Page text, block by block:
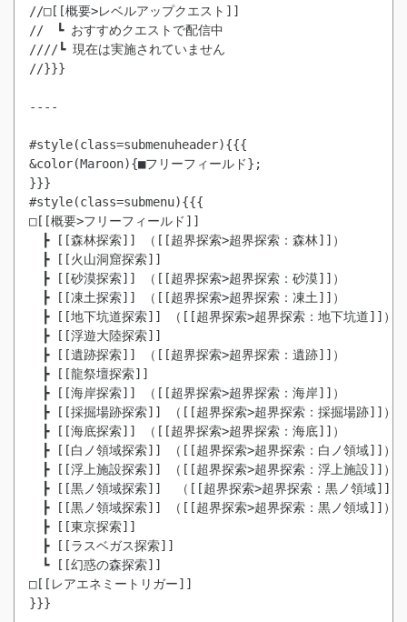
//□[[概要>レベルアップクエスト]]
//　┗ おすすめクエストで配信中
////┗ 現在は実施されていません
//}}}
----
#style(class=submenuheader){{{
&color(Maroon){■フリーフィールド};
}}}
#style(class=submenu){{{
□[[概要>フリーフィールド]]
┣ [[森林探索]] （[[超界探索>超界探索：森林]]）
┣ [[火山洞窟探索]]
┣ [[砂漠探索]] （[[超界探索>超界探索：砂漠]]）
┣ [[凍土探索]] （[[超界探索>超界探索：凍土]]）
┣ [[地下坑道探索]] （[[超界探索>超界探索：地下坑道]]）
┣ [[浮遊大陸探索]]
┣ [[遺跡探索]] （[[超界探索>超界探索：遺跡]]）
┣ [[龍祭壇探索]]
┣ [[海岸探索]] （[[超界探索>超界探索：海岸]]）
┣ [[採掘場跡探索]] （[[超界探索>超界探索：採掘場跡]]）
┣ [[海底探索]] （[[超界探索>超界探索：海底]]）
┣ [[白ノ領域探索]] （[[超界探索>超界探索：白ノ領域]]）
┣ [[黒ノ領域探索]]  （[[超界探索>超界探索：黒ノ領域]]）
┣ [[黒ノ領域探索]] （[[超界探索>超界探索：黒ノ領域]]）
┣ [[東京探索]]
┣ [[ラスベガス探索]]
┗ [[幻惑の森探索]]
□[[レアエネミートリガー]]
}}}